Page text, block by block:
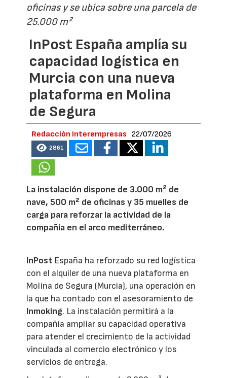
oficinas y se ubica sobre una parcela de
25.000 m²
InPost España amplía su
capacidad logística en
Murcia con una nueva
plataforma en Molina
de Segura
Redacción Interempresas 22/07/2026
2861
La instalación dispone de 3.000 m² de
nave, 500 m² de oficinas y 35 muelles de
carga para reforzar la actividad de la
compañía en el arco mediterráneo.
InPost España ha reforzado su red logística
con el alquiler de una nueva plataforma en
Molina de Segura (Murcia), una operación en
la que ha contado con el asesoramiento de
Inmoking. La instalación permitirá a la
compañía ampliar su capacidad operativa
para atender el crecimiento de la actividad
vinculada al comercio electrónico y los
servicios de entrega.